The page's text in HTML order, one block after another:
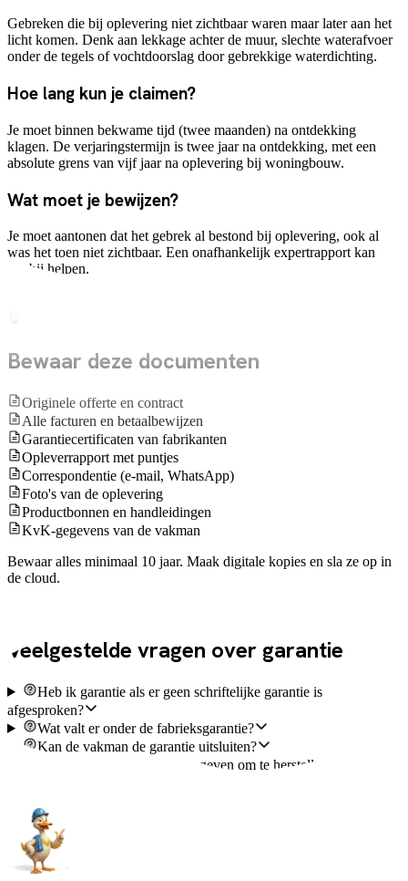
Gebreken die bij oplevering niet zichtbaar waren maar later aan het
licht komen. Denk aan lekkage achter de muur, slechte waterafvoer
onder de tegels of vochtdoorslag door gebrekkige waterdichting.
Hoe lang kun je claimen?
Je moet binnen bekwame tijd (twee maanden) na ontdekking
klagen. De verjaringstermijn is twee jaar na ontdekking, met een
absolute grens van vijf jaar na oplevering bij woningbouw.
Wat moet je bewijzen?
Je moet aantonen dat het gebrek al bestond bij oplevering, ook al
was het toen niet zichtbaar. Een onafhankelijk expertrapport kan
hierbij helpen.
Bewaar deze documenten
Originele offerte en contract
Alle facturen en betaalbewijzen
Garantiecertificaten van fabrikanten
Opleverrapport met puntjes
Correspondentie (e-mail, WhatsApp)
Foto's van de oplevering
Productbonnen en handleidingen
KvK-gegevens van de vakman
Bewaar alles minimaal 10 jaar. Maak digitale kopies en sla ze op in
de cloud.
Veelgestelde vragen over garantie
Heb ik garantie als er geen schriftelijke garantie is
afgesproken?
Wat valt er onder de fabrieksgarantie?
Kan de vakman de garantie uitsluiten?
Moet ik de vakman de kans geven om te herstellen?